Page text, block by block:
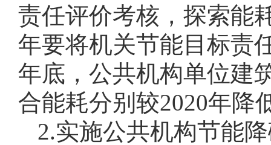
责任评价考核，探索能
年要将机关节能目标责
年底，公共机构单位建
合能耗分别较2020年降
2.实施公共机构节能